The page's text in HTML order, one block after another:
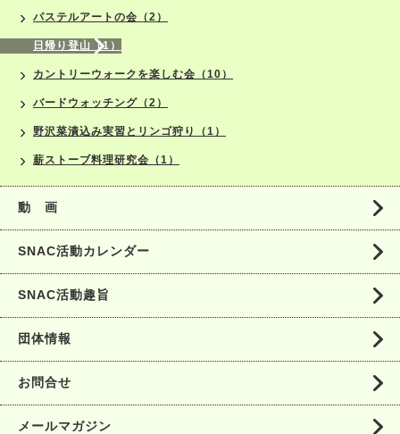
パステルアートの会（2）
日帰り登山（1）
カントリーウォークを楽しむ会（10）
バードウォッチング（2）
野沢菜漬込み実習とリンゴ狩り（1）
薪ストーブ料理研究会（1）
動 画
SNAC活動カレンダー
SNAC活動趣旨
団体情報
お問合せ
メールマガジン